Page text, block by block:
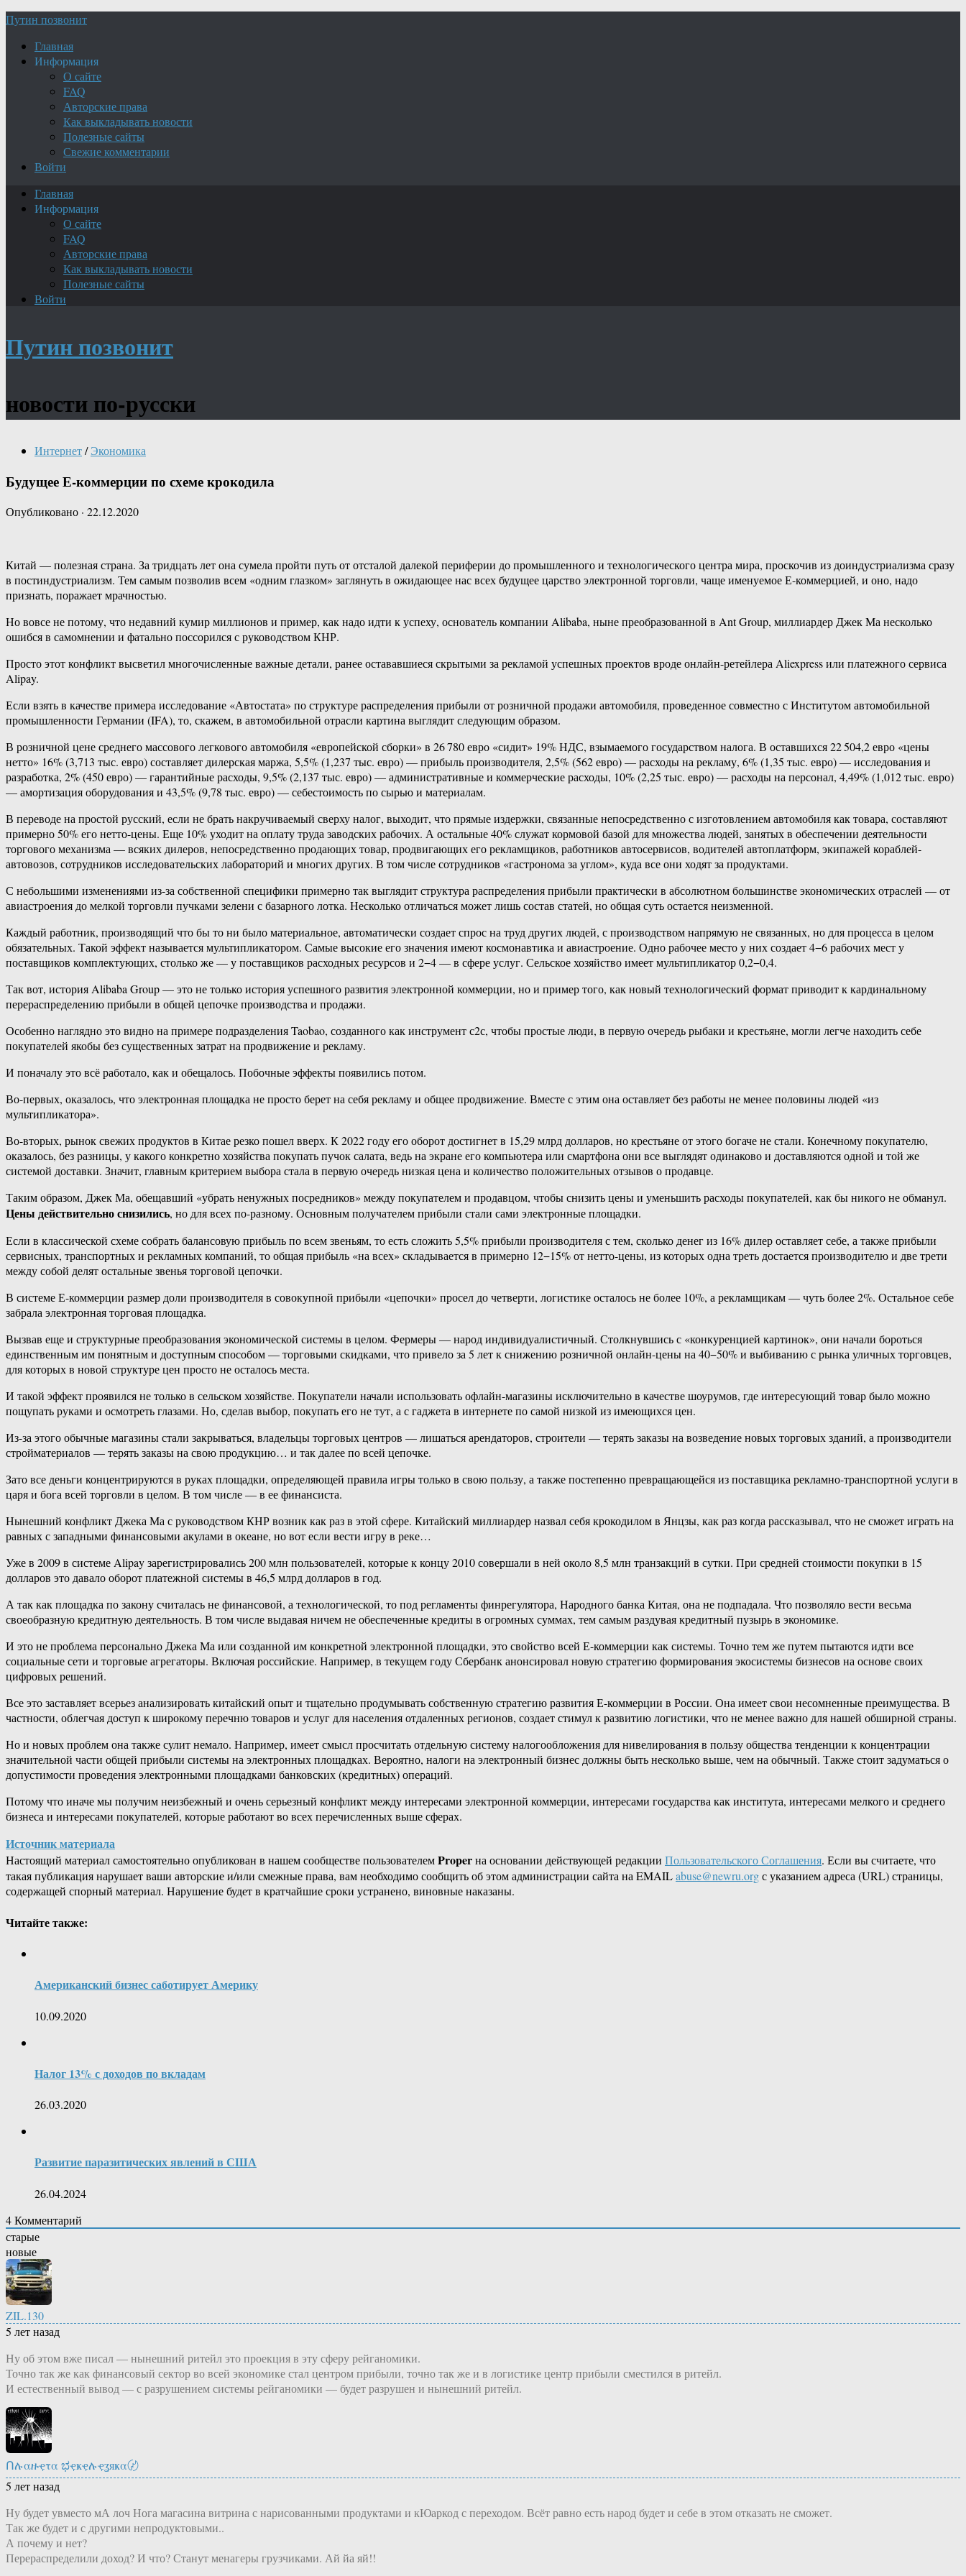
Путин позвонит
Главная
Информация
О сайте
FAQ
Авторские права
Как выкладывать новости
Полезные сайты
Свежие комментарии
Войти
Главная
Информация
О сайте
FAQ
Авторские права
Как выкладывать новости
Полезные сайты
Войти
Путин позвонит
новости по-русски
Интернет/ Экономика
Будущее Е-коммерции по схеме крокодила
Опубликовано · 22.12.2020
Китай — полезная страна. За тридцать лет она сумела пройти путь от отсталой далекой периферии до промышленного и технологического центра мира, проскочив из доиндустриализма сразу
в постиндустриализм. Тем самым позволив всем «одним глазком» заглянуть в ожидающее нас всех будущее царство электронной торговли, чаще именуемое Е-коммерцией, и оно, надо
признать, поражает мрачностью.
Но вовсе не потому, что недавний кумир миллионов и пример, как надо идти к успеху, основатель компании Alibaba, ныне преобразованной в Ant Group, миллиардер Джек Ма несколько
ошибся в самомнении и фатально поссорился с руководством КНР.
Просто этот конфликт высветил многочисленные важные детали, ранее остававшиеся скрытыми за рекламой успешных проектов вроде онлайн-ретейлера Aliexpress или платежного сервиса
Alipay.
Если взять в качестве примера исследование «Автостата» по структуре распределения прибыли от розничной продажи автомобиля, проведенное совместно с Институтом автомобильной
промышленности Германии (IFA), то, скажем, в автомобильной отрасли картина выглядит следующим образом.
В розничной цене среднего массового легкового автомобиля «европейской сборки» в 26 780 евро «сидит» 19% НДС, взымаемого государством налога. В оставшихся 22 504,2 евро «цены
нетто» 16% (3,713 тыс. евро) составляет дилерская маржа, 5,5% (1,237 тыс. евро) — прибыль производителя, 2,5% (562 евро) — расходы на рекламу, 6% (1,35 тыс. евро) — исследования и
разработка, 2% (450 евро) — гарантийные расходы, 9,5% (2,137 тыс. евро) — административные и коммерческие расходы, 10% (2,25 тыс. евро) — расходы на персонал, 4,49% (1,012 тыс. евро)
— амортизация оборудования и 43,5% (9,78 тыс. евро) — себестоимость по сырью и материалам.
В переводе на простой русский, если не брать накручиваемый сверху налог, выходит, что прямые издержки, связанные непосредственно с изготовлением автомобиля как товара, составляют
примерно 50% его нетто-цены. Еще 10% уходит на оплату труда заводских рабочих. А остальные 40% служат кормовой базой для множества людей, занятых в обеспечении деятельности
торгового механизма — всяких дилеров, непосредственно продающих товар, продвигающих его рекламщиков, работников автосервисов, водителей автоплатформ, экипажей кораблей-
автовозов, сотрудников исследовательских лабораторий и многих других. В том числе сотрудников «гастронома за углом», куда все они ходят за продуктами.
С небольшими изменениями из-за собственной специфики примерно так выглядит структура распределения прибыли практически в абсолютном большинстве экономических отраслей — от
авиастроения до мелкой торговли пучками зелени с базарного лотка. Несколько отличаться может лишь состав статей, но общая суть остается неизменной.
Каждый работник, производящий что бы то ни было материальное, автоматически создает спрос на труд других людей, с производством напрямую не связанных, но для процесса в целом
обязательных. Такой эффект называется мультипликатором. Самые высокие его значения имеют космонавтика и авиастроение. Одно рабочее место у них создает 4−6 рабочих мест у
поставщиков комплектующих, столько же — у поставщиков расходных ресурсов и 2−4 — в сфере услуг. Сельское хозяйство имеет мультипликатор 0,2−0,4.
Так вот, история Alibaba Group — это не только история успешного развития электронной коммерции, но и пример того, как новый технологический формат приводит к кардинальному
перераспределению прибыли в общей цепочке производства и продажи.
Особенно наглядно это видно на примере подразделения Taobao, созданного как инструмент с2с, чтобы простые люди, в первую очередь рыбаки и крестьяне, могли легче находить себе
покупателей якобы без существенных затрат на продвижение и рекламу.
И поначалу это всё работало, как и обещалось. Побочные эффекты появились потом.
Во-первых, оказалось, что электронная площадка не просто берет на себя рекламу и общее продвижение. Вместе с этим она оставляет без работы не менее половины людей «из
мультипликатора».
Во-вторых, рынок свежих продуктов в Китае резко пошел вверх. К 2022 году его оборот достигнет в 15,29 млрд долларов, но крестьяне от этого богаче не стали. Конечному покупателю,
оказалось, без разницы, у какого конкретно хозяйства покупать пучок салата, ведь на экране его компьютера или смартфона они все выглядят одинаково и доставляются одной и той же
системой доставки. Значит, главным критерием выбора стала в первую очередь низкая цена и количество положительных отзывов о продавце.
Таким образом, Джек Ма, обещавший «убрать ненужных посредников» между покупателем и продавцом, чтобы снизить цены и уменьшить расходы покупателей, как бы никого не обманул.
Цены действительно снизились, но для всех по-разному. Основным получателем прибыли стали сами электронные площадки.
Если в классической схеме собрать балансовую прибыль по всем звеньям, то есть сложить 5,5% прибыли производителя с тем, сколько денег из 16% дилер оставляет себе, а также прибыли
сервисных, транспортных и рекламных компаний, то общая прибыль «на всех» складывается в примерно 12−15% от нетто-цены, из которых одна треть достается производителю и две трети
между собой делят остальные звенья торговой цепочки.
В системе Е-коммерции размер доли производителя в совокупной прибыли «цепочки» просел до четверти, логистике осталось не более 10%, а рекламщикам — чуть более 2%. Остальное себе
забрала электронная торговая площадка.
Вызвав еще и структурные преобразования экономической системы в целом. Фермеры — народ индивидуалистичный. Столкнувшись с «конкуренцией картинок», они начали бороться
единственным им понятным и доступным способом — торговыми скидками, что привело за 5 лет к снижению розничной онлайн-цены на 40−50% и выбиванию с рынка уличных торговцев,
для которых в новой структуре цен просто не осталось места.
И такой эффект проявился не только в сельском хозяйстве. Покупатели начали использовать офлайн-магазины исключительно в качестве шоурумов, где интересующий товар было можно
пощупать руками и осмотреть глазами. Но, сделав выбор, покупать его не тут, а с гаджета в интернете по самой низкой из имеющихся цен.
Из-за этого обычные магазины стали закрываться, владельцы торговых центров — лишаться арендаторов, строители — терять заказы на возведение новых торговых зданий, а производители
стройматериалов — терять заказы на свою продукцию… и так далее по всей цепочке.
Зато все деньги концентрируются в руках площадки, определяющей правила игры только в свою пользу, а также постепенно превращающейся из поставщика рекламно-транспортной услуги в
царя и бога всей торговли в целом. В том числе — в ее финансиста.
Нынешний конфликт Джека Ма с руководством КНР возник как раз в этой сфере. Китайский миллиардер назвал себя крокодилом в Янцзы, как раз когда рассказывал, что не сможет играть на
равных с западными финансовыми акулами в океане, но вот если вести игру в реке…
Уже в 2009 в системе Alipay зарегистрировались 200 млн пользователей, которые к концу 2010 совершали в ней около 8,5 млн транзакций в сутки. При средней стоимости покупки в 15
долларов это давало оборот платежной системы в 46,5 млрд долларов в год.
А так как площадка по закону считалась не финансовой, а технологической, то под регламенты финрегулятора, Народного банка Китая, она не подпадала. Что позволяло вести весьма
своеобразную кредитную деятельность. В том числе выдавая ничем не обеспеченные кредиты в огромных суммах, тем самым раздувая кредитный пузырь в экономике.
И это не проблема персонально Джека Ма или созданной им конкретной электронной площадки, это свойство всей Е-коммерции как системы. Точно тем же путем пытаются идти все
социальные сети и торговые агрегаторы. Включая российские. Например, в текущем году Сбербанк анонсировал новую стратегию формирования экосистемы бизнесов на основе своих
цифровых решений.
Все это заставляет всерьез анализировать китайский опыт и тщательно продумывать собственную стратегию развития Е-коммерции в России. Она имеет свои несомненные преимущества. В
частности, облегчая доступ к широкому перечню товаров и услуг для населения отдаленных регионов, создает стимул к развитию логистики, что не менее важно для нашей обширной страны.
Но и новых проблем она также сулит немало. Например, имеет смысл просчитать отдельную систему налогообложения для нивелирования в пользу общества тенденции к концентрации
значительной части общей прибыли системы на электронных площадках. Вероятно, налоги на электронный бизнес должны быть несколько выше, чем на обычный. Также стоит задуматься о
допустимости проведения электронными площадками банковских (кредитных) операций.
Потому что иначе мы получим неизбежный и очень серьезный конфликт между интересами электронной коммерции, интересами государства как института, интересами мелкого и среднего
бизнеса и интересами покупателей, которые работают во всех перечисленных выше сферах.
Источник материала
Настоящий материал самостоятельно опубликован в нашем сообществе пользователемProperна основании действующей редакции Пользовательского Соглашения. Если вы считаете, что
такая публикация нарушает ваши авторские и/или смежные права, вам необходимо сообщить об этом администрации сайта на EMAILabuse@newru.orgс указанием адреса (URL) страницы,
содержащей спорный материал. Нарушение будет в кратчайшие сроки устранено, виновные наказаны.
Читайте также:
Американский бизнес саботирует Америку
10.09.2020
Налог 13% с доходов по вкладам
26.03.2020
Развитие паразитических явлений в США
26.04.2024
4Комментарий
старые
новые
ZIL.130
5 лет назад
Ну об этом вже писал — нынешний ритейл это проекция в эту сферу рейганомики.
Точно так же как финансовый сектор во всей экономике стал центром прибыли, точно так же и в логистике центр прибыли сместился в ритейл.
И естественный вывод — с разрушением системы рейганомики — будет разрушен и нынешний ритейл.
Ոሉαዙҿτα ಭҿҝҿሉҿʓяҝα〄
5 лет назад
Ну будет увместо мА лоч Нога магасина витрина с нарисованными продуктами и кЮаркод с переходом. Всёт равно есть народ будет и себе в этом отказать не сможет.
Так же будет и с другими непродуктовыми..
А почему и нет?
Перераспределили доход? И что? Станут менагеры грузчиками. Ай йа яй!!